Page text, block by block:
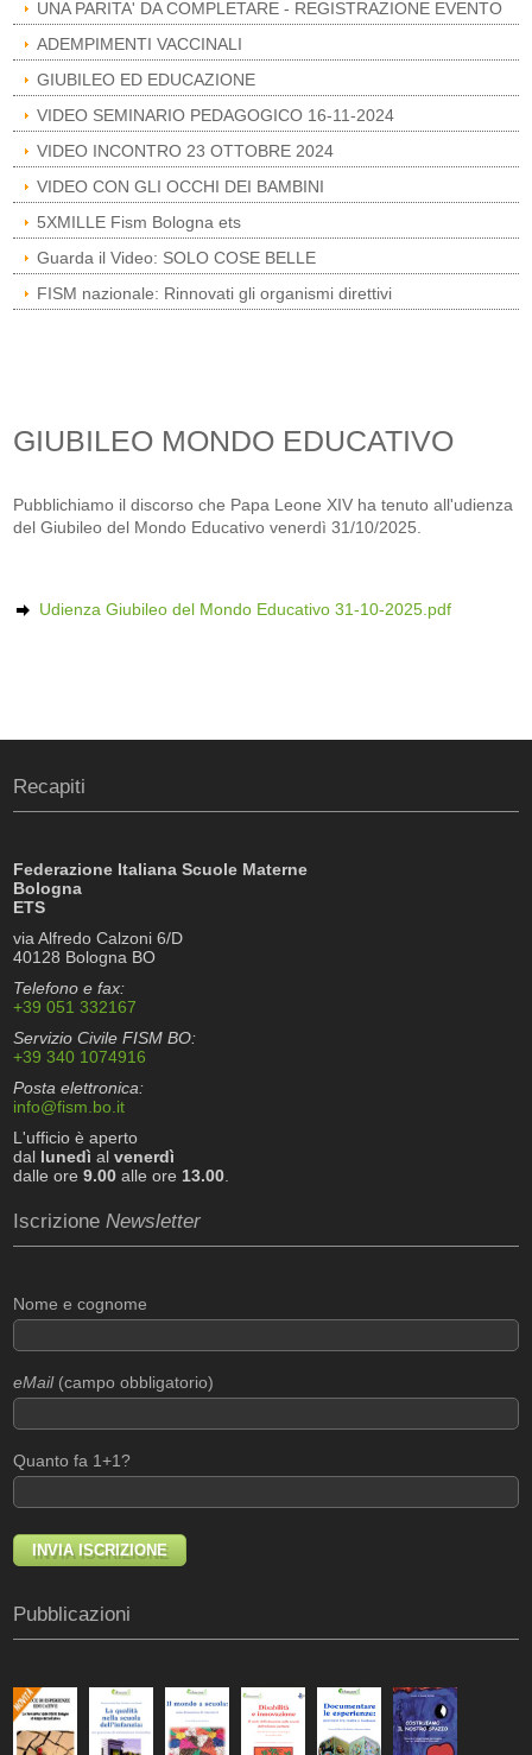
UNA PARITA' DA COMPLETARE - REGISTRAZIONE EVENTO
ADEMPIMENTI VACCINALI
GIUBILEO ED EDUCAZIONE
VIDEO SEMINARIO PEDAGOGICO 16-11-2024
VIDEO INCONTRO 23 OTTOBRE 2024
VIDEO CON GLI OCCHI DEI BAMBINI
5XMILLE Fism Bologna ets
Guarda il Video: SOLO COSE BELLE
FISM nazionale: Rinnovati gli organismi direttivi
GIUBILEO MONDO EDUCATIVO
Pubblichiamo il discorso che Papa Leone XIV ha tenuto all'udienza
del Giubileo del Mondo Educativo venerdì 31/10/2025.
Udienza Giubileo del Mondo Educativo 31-10-2025.pdf
Recapiti
Federazione Italiana Scuole Materne
Bologna
ETS
via Alfredo Calzoni 6/D
40128 Bologna BO
Telefono e fax:
+39 051 332167
Servizio Civile FISM BO:
+39 340 1074916
Posta elettronica:
info@fism.bo.it
L'ufficio è aperto
dal lunedì alvenerdì
dalle ore9.00 alle ore 13.00
IscrizioneNewsletter
Nome e cognome
eMail(campo obbligatorio)
Quanto fa 1+1?
Pubblicazioni